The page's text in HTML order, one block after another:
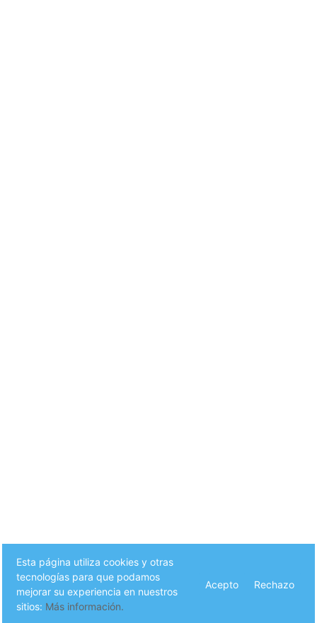
Esta página utiliza cookies y otras
tecnologías para que podamos
mejorar su experiencia en nuestros
sitios: Más información.
Acepto Rechazo